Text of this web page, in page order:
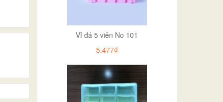
Vỉ đá 5 viên No 101
5.477₫